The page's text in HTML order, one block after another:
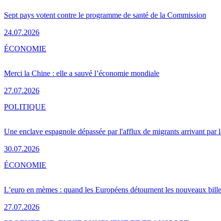
Sept pays votent contre le programme de santé de la Commission
24.07.2026
Merci la Chine : elle a sauvé l’économie mondiale
27.07.2026
ÉCONOMIE
Une enclave espagnole dépassée par l'afflux de migrants arrivant par
30.07.2026
POLITIQUE
L’euro en mèmes : quand les Européens détournent les nouveaux
27.07.2026
ÉCONOMIE